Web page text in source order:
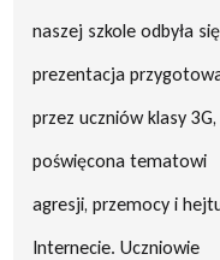
naszej szkole odbyła się
prezentacja
przez uczniów klasy 3G,
poświęcona tematowi
agresji, przemocy i
Internecie. Uczniowie